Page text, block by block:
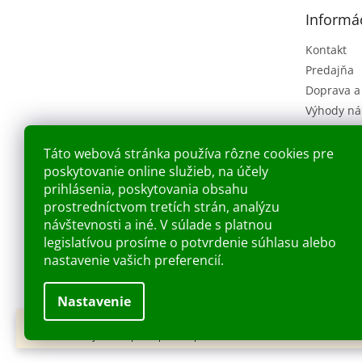
Táto webová stránka používa rôzne cookies pre
poskytovanie online služieb, na účely
prihlásenia, poskytovania obsahu
prostredníctvom tretích strán, analýzu
návštevnosti a iné. V súlade s platnou
legislatívou prosíme o potvrdenie súhlasu alebo
nastavenie vašich preferencií.
Nastavenie
Dobry deň Chceme Vás informovať, že predajňa bude zatvorená v piatok
7.8.2026. Ďakujeme za pochopenie S pozdravom KUPELNASHOP TEAM
Kontakt
Predajňa
Doprava
Výhody
Ochrana
Náš